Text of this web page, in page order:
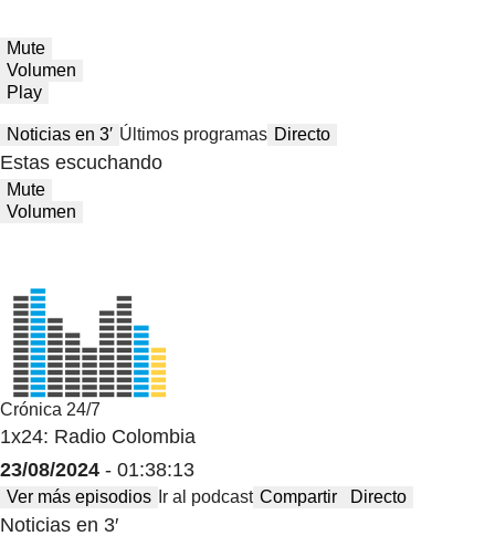
Mute
Volumen
Play
Noticias en 3′ Últimos programas Directo
Estas escuchando
Mute
Volumen
Crónica 24/7
1x24: Radio Colombia
23/08/2024 - 01:38:13
Ver más episodios Ir al podcast Compartir Directo
Noticias en 3′